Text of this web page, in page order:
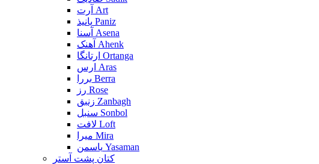
آرت Art
پانیذ Paniz
آسنا Asena
آهنک Ahenk
ارتانگا Ortanga
ارس Aras
بررا Berra
رز Rose
زنبق Zanbagh
سنبل Sonbol
لافت Loft
میرا Mira
یاسمن Yasaman
کتان پشت آستر